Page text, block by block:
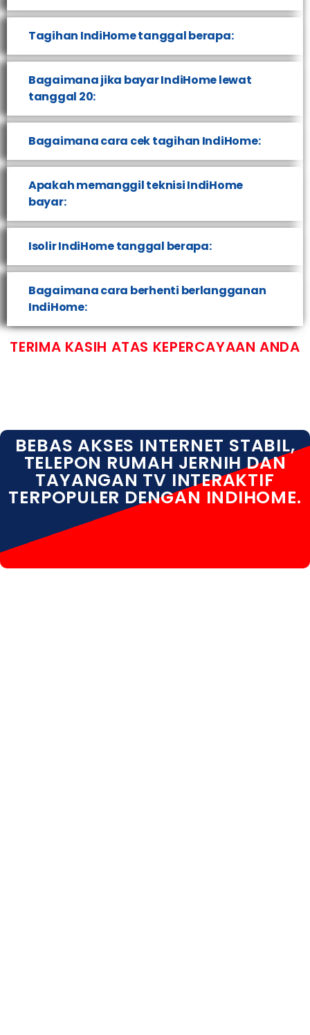
Tagihan IndiHome tanggal berapa:
Bagaimana jika bayar IndiHome lewat
tanggal 20:
Bagaimana cara cek tagihan IndiHome:
Apakah memanggil teknisi IndiHome
bayar:
Isolir IndiHome tanggal berapa:
Bagaimana cara berhenti berlangganan
IndiHome:
TERIMA KASIH ATAS KEPERCAYAAN ANDA
BEBAS AKSES INTERNET STABIL,
TELEPON RUMAH JERNIH DAN
TAYANGAN TV INTERAKTIF
TERPOPULER DENGAN INDIHOME.